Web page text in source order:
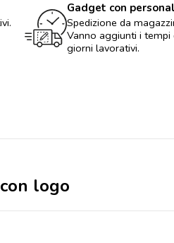
Gadget con
Spedizione da
Vanno aggiunti i
giorni lavorativi.
logo